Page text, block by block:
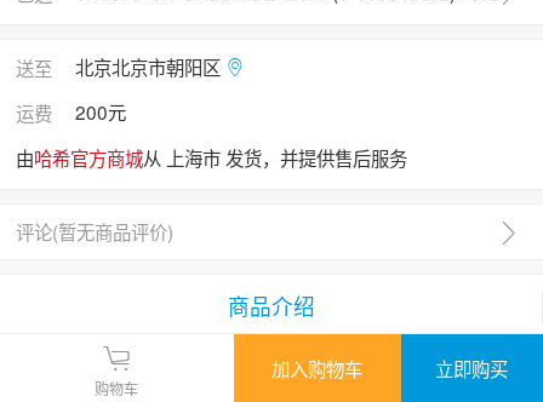
送至
北京北京市朝阳区
运费
200元
由哈希官方商城从 上海市 发货，并提供售后服务
评论(暂无商品评价)
商品介绍
立即购买
加入购物车
购物车